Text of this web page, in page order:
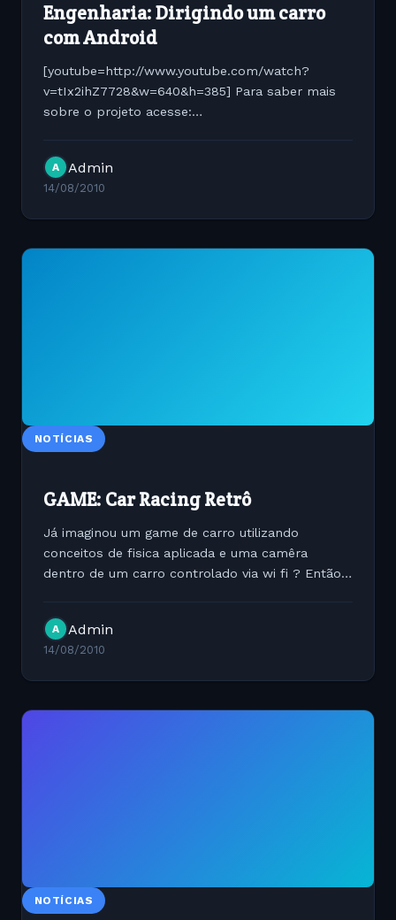
Engenharia: Dirigindo um carro
com Android
[youtube=http://www.youtube.com/watch?
v=tIx2ihZ7728&w=640&h=385] Para saber mais
sobre o projeto acesse:
A Admin
14/08/2010
NOTÍCIAS
GAME: Car Racing Retrô
Já imaginou um game de carro utilizando
conceitos de fisica aplicada e uma camêra
dentro de um carro controlado via wi fi ? Então
A Admin
14/08/2010
NOTÍCIAS